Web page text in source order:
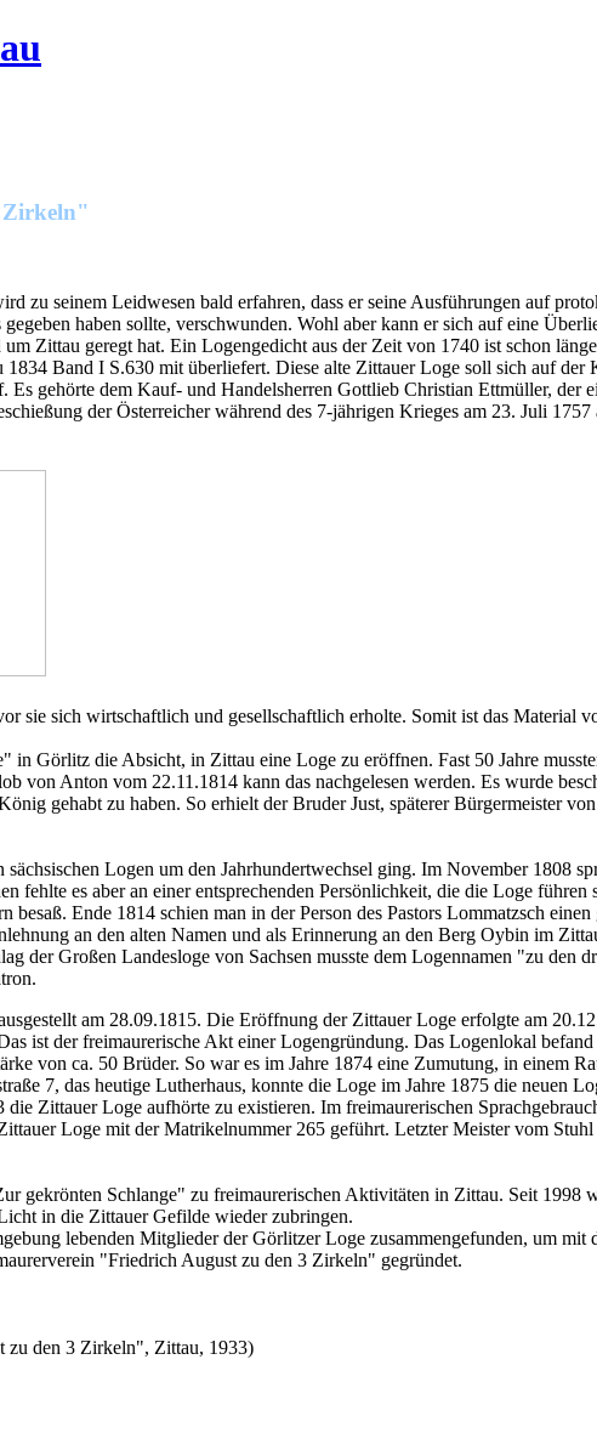
Zirkeln"
zu seinem Leidwesen bald erfahren, dass er seine Ausführungen auf
haben sollte, verschwunden. Wohl aber kann er sich auf eine
Zittau geregt hat. Ein Logengedicht aus der Zeit von 1740 ist schon
Band I S.630 mit überliefert. Diese alte Zittauer Loge soll sich auf der
Es gehörte dem Kauf- und Handelsherren Gottlieb Christian Ettmüller,
der Österreicher während des 7-jährigen Krieges am 23. Juli
sie sich wirtschaftlich und gesellschaftlich erholte. Somit ist das Material
in Görlitz die Absicht, in Zittau eine Loge zu eröffnen. Fast 50 Jahre
von Anton vom 22.11.1814 kann das nachgelesen werden. Es wurde
gehabt zu haben. So erhielt der Bruder Just, späterer Bürgermeister
Logen um den Jahrhundertwechsel ging. Im November 1808
fehlte es aber an einer entsprechenden Persönlichkeit, die die Loge
Ende 1814 schien man in der Person des Pastors Lommatzsch
an den alten Namen und als Erinnerung an den Berg Oybin im
der Großen Landesloge von Sachsen musste dem Logennamen "zu
am 28.09.1815. Die Eröffnung der Zittauer Loge erfolgte am
ist der freimaurerische Akt einer Logengründung. Das Logenlokal
von ca. 50 Brüder. So war es im Jahre 1874 eine Zumutung, in einem
7, das heutige Lutherhaus, konnte die Loge im Jahre 1875 die neuen
Zittauer Loge aufhörte zu existieren. Im freimaurerischen
Loge mit der Matrikelnummer 265 geführt. Letzter Meister vom
gekrönten Schlange" zu freimaurerischen Aktivitäten in Zittau. Seit
in die Zittauer Gefilde wieder zubringen.
lebenden Mitglieder der Görlitzer Loge zusammengefunden, um
"Friedrich August zu den 3 Zirkeln" gegründet.
zu den 3 Zirkeln", Zittau, 1933)